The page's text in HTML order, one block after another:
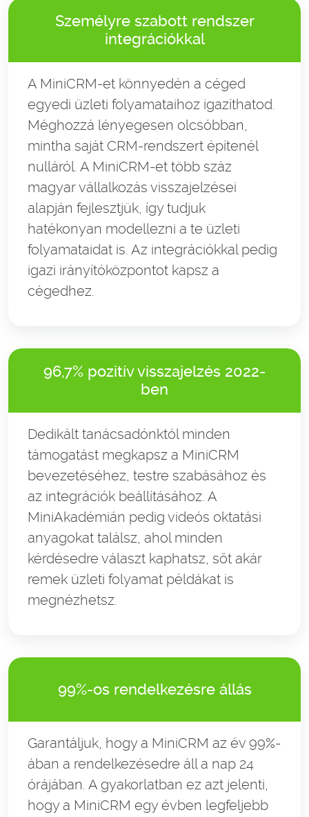
Személyre szabott rendszer
integrációkkal
A MiniCRM-et könnyedén a céged
egyedi üzleti folyamataihoz igazíthatod.
Méghozzá lényegesen olcsóbban,
mintha saját CRM-rendszert építenél
nulláról. A MiniCRM-et több száz
magyar vállalkozás visszajelzései
alapján fejlesztjük, így tudjuk
hatékonyan modellezni a te üzleti
folyamataidat is. Az integrációkkal pedig
igazi irányítóközpontot kapsz a
cégedhez.
96,7% pozitív visszajelzés 2022-
ben
Dedikált tanácsadónktól minden
támogatást megkapsz a MiniCRM
bevezetéséhez, testre szabásához és
az integrációk beállításához. A
MiniAkadémián pedig videós oktatási
anyagokat találsz, ahol minden
kérdésedre választ kaphatsz, sőt akár
remek üzleti folyamat példákat is
megnézhetsz.
99%-os rendelkezésre állás
Garantáljuk, hogy a MiniCRM az év 99%-
ában a rendelkezésedre áll a nap 24
órájában. A gyakorlatban ez azt jelenti,
hogy a MiniCRM egy évben legfeljebb